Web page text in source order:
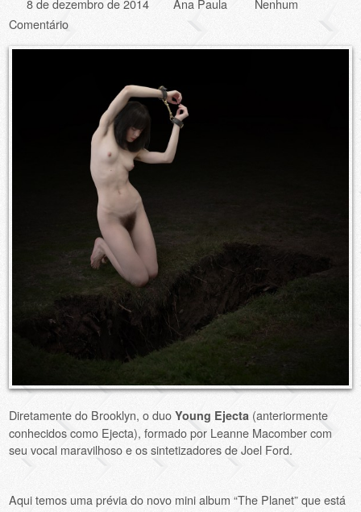
8 de dezembro de 2014 Ana Paula
Nenhum
Comentário
Diretamente do Brooklyn, o duoYoung Ejecta (anteriormente
conhecidos como Ejecta), formado por Leanne Macomber com
seu vocal maravilhoso e os sintetizadores de Joel Ford.
Aqui temos uma prévia do novo mini album “The Planet” que está